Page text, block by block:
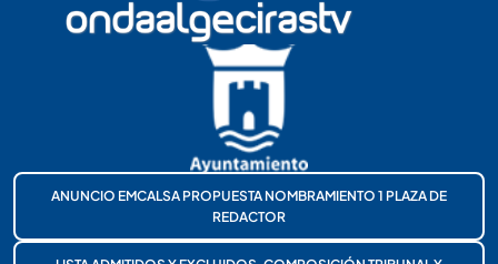
ANUNCIO EMCALSA PROPUESTA NOMBRAMIENTO 1 PLAZA DE
REDACTOR